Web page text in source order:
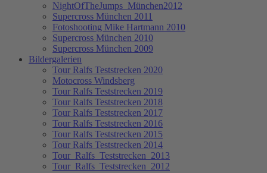
NightOfTheJumps_München2012
Supercross München 2011
Fotoshooting Mike Hartmann 2010
Supercross München 2010
Supercross München 2009
Bildergalerien
Tour Ralfs Teststrecken 2020
Motocross Windsberg
Tour Ralfs Teststrecken 2019
Tour Ralfs Teststrecken 2018
Tour Ralfs Teststrecken 2017
Tour Ralfs Teststrecken 2016
Tour Ralfs Teststrecken 2015
Tour Ralfs Teststrecken 2014
Tour_Ralfs_Teststrecken_2013
Tour_Ralfs_Teststrecken_2012